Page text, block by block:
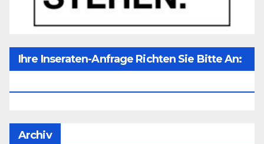
Ihre Inseraten-Anfrage Richten Sie Bitte An:
Archiv